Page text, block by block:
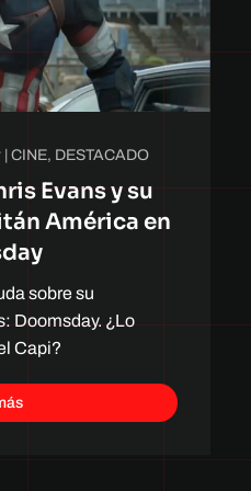
| CINE, DESTACADO
Evans y su
América en
sobre su
Doomsday. ¿Lo
Capi?